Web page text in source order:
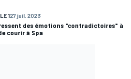
127 juil. 2023
des émotions "contradictoires" à
courir à Spa